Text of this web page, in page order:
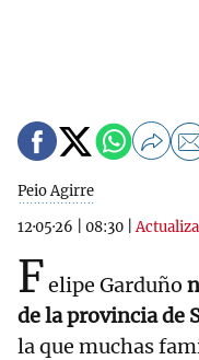
Peio Agirre
12·05·26
08:30 |
Felipe Garduño
de la provincia de
la que muchas